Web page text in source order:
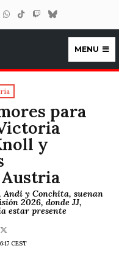
MENU
para
y
Andi y Conchita, suenan
2026, donde JJ,
estar presente
CEST